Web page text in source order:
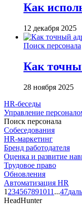
Как
12 декабря 2025
Поиск персонала
Как
28 ноября 2025
HR-беседы
Управление
Поиск персонала
Собеседования
HR-маркетинг
Бренд работодателя
Оценка и развитие
Трудовое право
Обновления
Автоматизация HR
1 234567891011 ...47
HeadHunter